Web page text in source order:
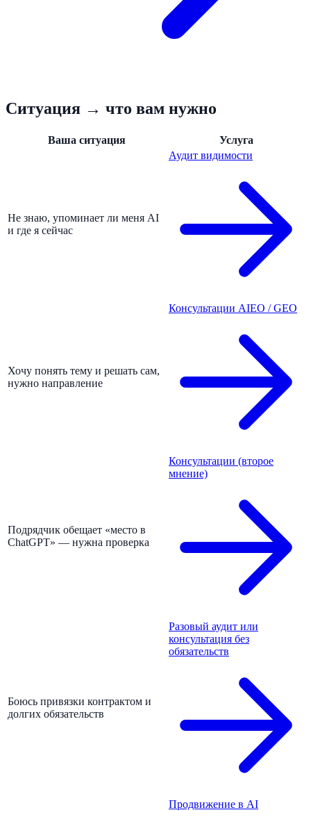
Ситуация → что вам нужно
Ваша ситуация Услуга
Не знаю, упоминает ли меня AI
и где я сейчас
Аудит видимости
Хочу понять тему и решать сам,
нужно направление
Консультации AIEO / GEO
Подрядчик обещает «место в
ChatGPT» — нужна проверка
Консультации (второе
мнение)
Боюсь привязки контрактом и
долгих обязательств
Разовый аудит или
консультация без
обязательств
Продвижение в AI